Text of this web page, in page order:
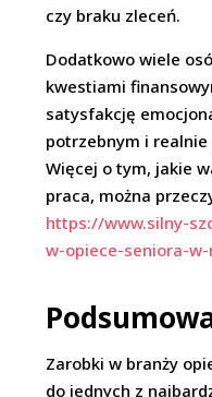
czy braku zleceń.
Dodatkowo wiele
kwestiami
satysfakcję
potrzebnym i
Więcej o tym, jakie
praca, można
https://www.silny-
w-opiece-seniora-
Zarobki w branży
do jednych z